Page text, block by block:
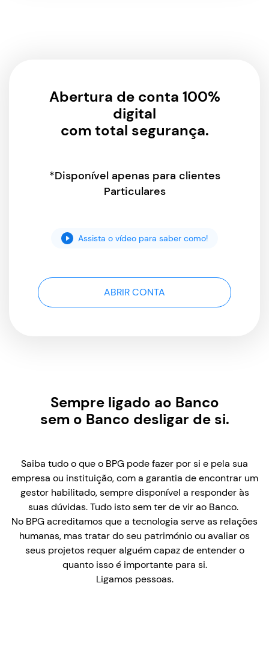
Abertura de conta 100%
digital
com total segurança.
*Disponível apenas para clientes
Particulares
Assista o vídeo para saber como!
ABRIR CONTA
Sempre ligado ao Banco
sem o Banco desligar de si.
Saiba tudo o que o BPG pode fazer por si e pela sua
empresa ou instituição, com a garantia de encontrar um
gestor habilitado, sempre disponível a responder às
suas dúvidas. Tudo isto sem ter de vir ao Banco.
No BPG acreditamos que a tecnologia serve as relações
humanas, mas tratar do seu património ou avaliar os
seus projetos requer alguém capaz de entender o
quanto isso é importante para si.
Ligamos pessoas.